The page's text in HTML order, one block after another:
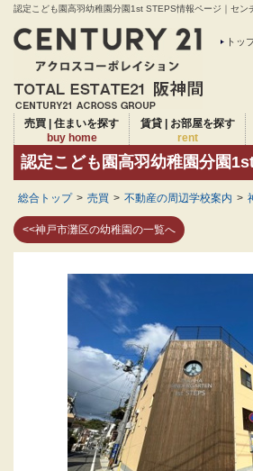
認定こども園高羽幼稚園分園1st STEPS情報ページ｜セ
トッ
売買 | 住まいを探す
buy home
賃貸 | お部屋を探す
rent
認定こども園高羽幼稚園分園
総合トップ > 売買 > 不動産の周辺学校案内 >
<<神戸市灘区の幼稚園の一覧へ